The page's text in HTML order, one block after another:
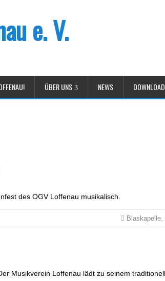
e. V.
ÜBER UNS NEWS
des OGV Loffenau musikalisch.
Blaskapelle,
Musikverein Loffenau lädt zu seinem